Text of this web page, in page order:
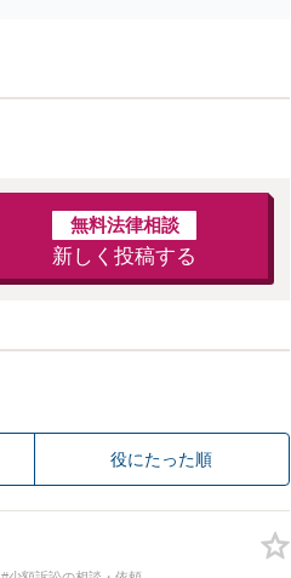
無料法律相談
新しく投稿する
役にたった順